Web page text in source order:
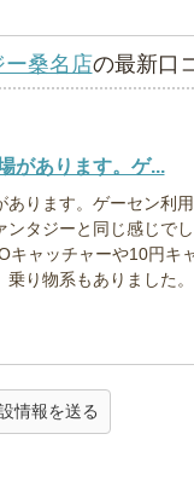
ー桑名店の最新口
があります。ゲ...
ります。ゲーセン利
タジーと同じ感じでし
キャッチャーや10円キ
り物系もありました。
情報を送る